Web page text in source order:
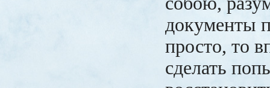
документы
просто, то
сделать